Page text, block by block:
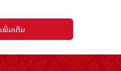
ເພີ່ມເຕີມ